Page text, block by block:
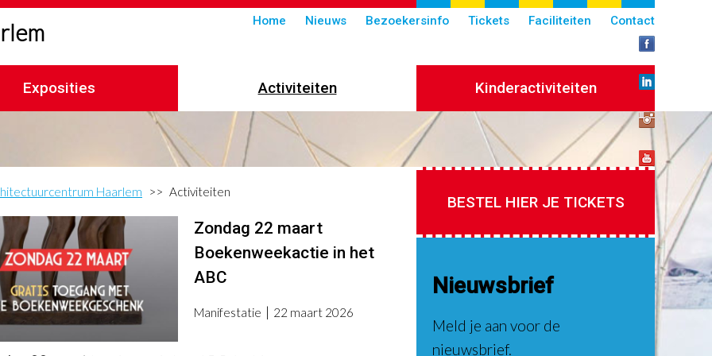
Submenu
header
Home Nieuws Bezoekersinfo Tickets Faciliteiten Contact
Exposities Activiteiten Kinderactiviteiten
Haarlem Activiteiten
Zondag 22 maart
Boekenweekactie in het
ABC
Manifestatie 22 maart 2026
BESTEL HIER JE TICKETS
Nieuwsbrief
Meld je aan voor de
nieuwsbrief.